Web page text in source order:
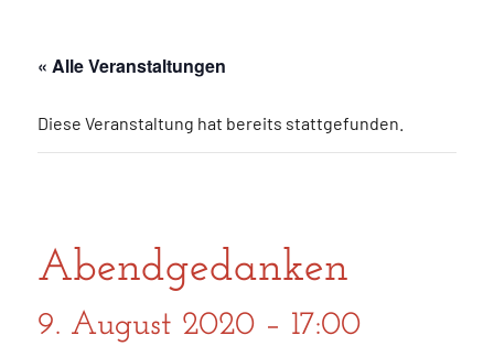
« Alle Veranstaltungen
Diese Veranstaltung hat bereits stattgefunden.
Abendgedanken
9. August 2020 – 17:00